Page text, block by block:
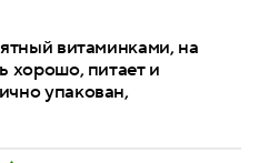
витаминками, на
хорошо, питает и
упакован,